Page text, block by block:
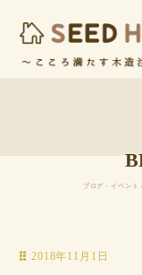
ブログ・イベン
2018年11月1日